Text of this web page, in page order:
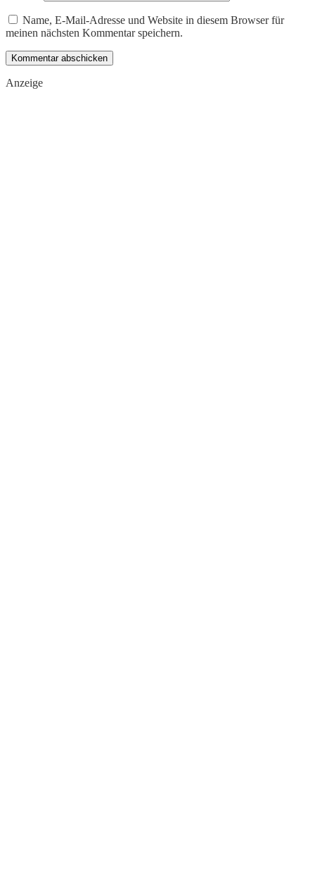
Name, E-Mail-Adresse und Website in diesem Browser für
meinen nächsten Kommentar speichern.
Anzeige